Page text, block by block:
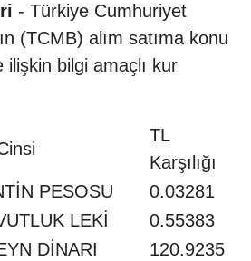
- Türkiye Cumhuriyet
(TCMB) alım satıma konu
bilgi amaçlı kur
TL
Karşılığı
PESOSU
0.03281
LEKİ
0.55383
DİNARI
120.9235